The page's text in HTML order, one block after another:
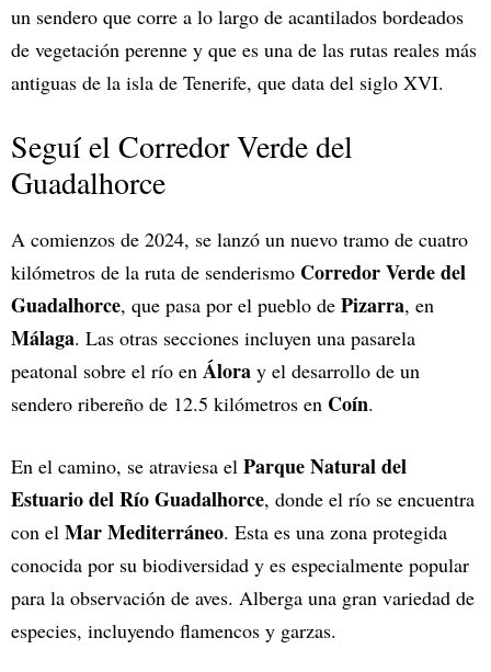
un sendero que corre a lo largo de acantilados bordeados
de vegetación perenne y que es una de las rutas reales más
antiguas de la isla de Tenerife, que data del siglo XVI.
Seguí el Corredor Verde del
Guadalhorce
A comienzos de 2024, se lanzó un nuevo tramo de cuatro
kilómetros de la ruta de senderismo Corredor Verde del
Guadalhorce, que pasa por el pueblo de Pizarra, en
Málaga. Las otras secciones incluyen una pasarela
peatonal sobre el río en Álora y el desarrollo de un
sendero ribereño de 12.5 kilómetros en Coín.
En el camino, se atraviesa el Parque Natural del
Estuario del Río Guadalhorce, donde el río se encuentra
con el Mar Mediterráneo. Esta es una zona protegida
conocida por su biodiversidad y es especialmente popular
para la observación de aves. Alberga una gran variedad de
especies, incluyendo flamencos y garzas.